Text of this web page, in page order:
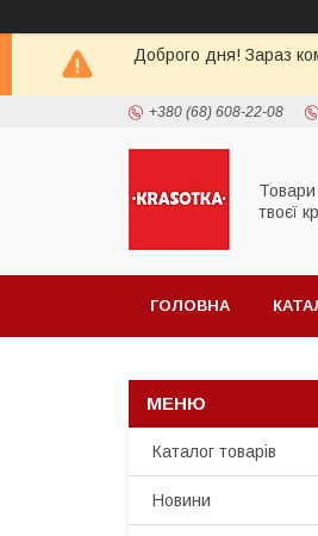
Доброго дня! Зараз
+380 (68) 608-22-08
твоєї
ГОЛОВНА
Каталог товарiв
Новини